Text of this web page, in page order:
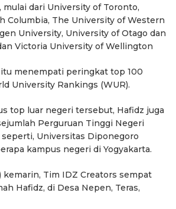
mulai dari University of Toronto,
Columbia, The University of Western
University, University of Otago dan
Victoria University of Wellington
menempati peringkat top 100
University Rankings (WUR).
top luar negeri tersebut, Hafidz juga
Perguruan Tinggi Negeri
seperti, Universitas Diponegoro
kampus negeri di Yogyakarta.
kemarin, Tim IDZ Creators sempat
Hafidz, di Desa Nepen, Teras,